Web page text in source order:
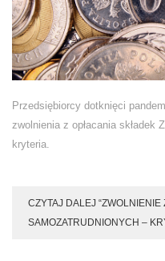
Przedsiębiorcy dotknięci
zwolnienia z opłacania składek
kryteria.
CZYTAJ DALEJ “ZWOLNIENIE
SAMOZATRUDNIONYCH –